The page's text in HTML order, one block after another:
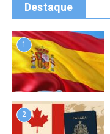
Destaque
1
2